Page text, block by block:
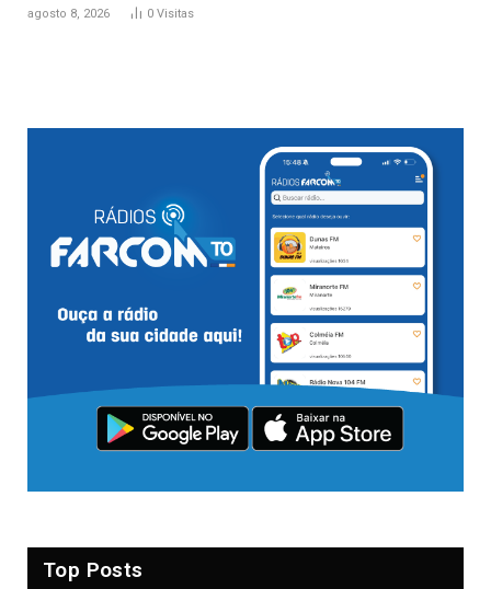
agosto 8, 2026 0 Visitas
Top Posts